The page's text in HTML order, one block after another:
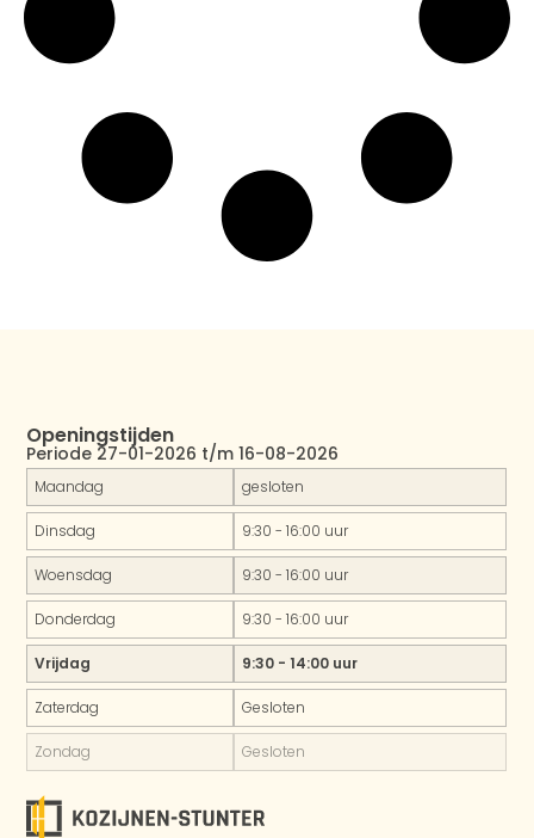
Openingstijden
Periode 27-01-2026 t/m 16-08-2026
Maandag gesloten
Dinsdag 9:30 - 16:00 uur
Woensdag 9:30 - 16:00 uur
Donderdag 9:30 - 16:00 uur
Vrijdag 9:30 - 14:00 uur
Zaterdag Gesloten
Zondag Gesloten